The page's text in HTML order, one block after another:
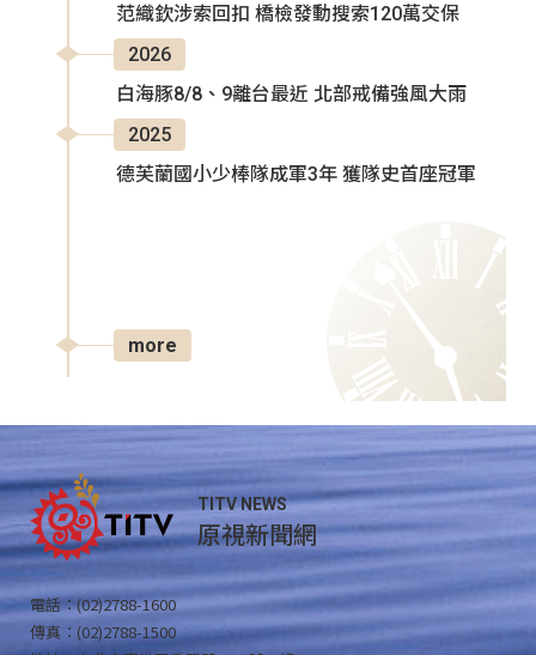
范織欽涉索回扣 橋檢發動搜索120萬交保
2026
白海豚8/8、9離台最近 北部戒備強風大雨
2025
德芙蘭國小少棒隊成軍3年 獲隊史首座冠軍
more
TITV NEWS
原視新聞網
電話：(02)2788-1600
傳真：(02)2788-1500